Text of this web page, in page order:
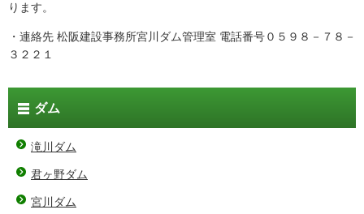
ります。
・連絡先 松阪建設事務所宮川ダム管理室 電話番号０５９８－７８－
３２２１
ダム
滝川ダム
君ヶ野ダム
宮川ダム